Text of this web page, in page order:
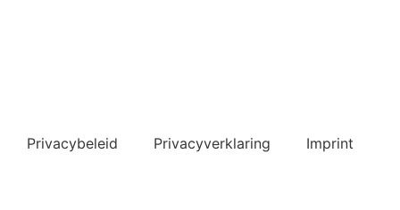
Privacybeleid Privacyverklaring Imprint